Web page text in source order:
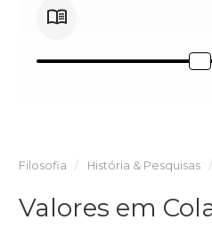
Filosofia História & Pesquisas
Valores em